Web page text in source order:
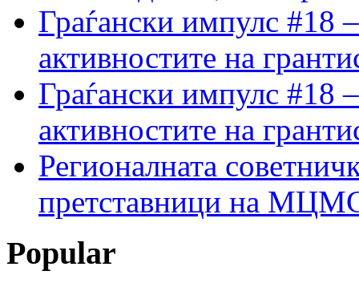
Граѓански импулс #18
активностите на
Граѓански импулс #18
активностите на
Регионалната
претставници на МЦМС
Popular